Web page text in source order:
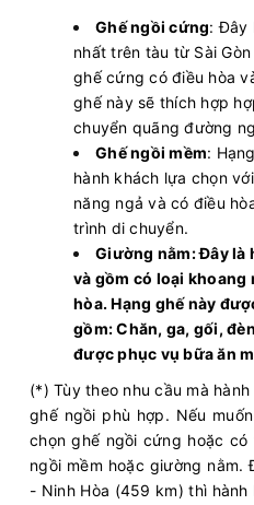
Ghế ngồi cứng: Đây
nhất trên tàu từ Sài
ghế cứng có điều hòa
ghế này sẽ thích hợp
chuyển quãng đường
Ghế ngồi mềm:
hành khách lựa chọn
năng ngả và có điều
trình di chuyển.
Giường nằm: Đây là
và gồm có loại khoang
hòa. Hạng ghế này
gồm: Chăn, ga, gối,
được phục vụ bữa ăn
(*) Tùy theo nhu cầu mà
ghế ngồi phù hợp. Nếu
chọn ghế ngồi cứng hoặc
ngồi mềm hoặc giường
- Ninh Hòa (459 km) thì